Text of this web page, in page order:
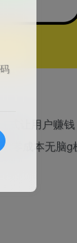
式让用户赚
:零成本无脑g